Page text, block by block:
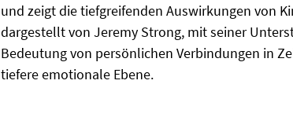
und zeigt die tiefgreifenden Auswirkungen von
dargestellt von Jeremy Strong, mit seiner
Bedeutung von persönlichen Verbindungen in
tiefere emotionale Ebene.